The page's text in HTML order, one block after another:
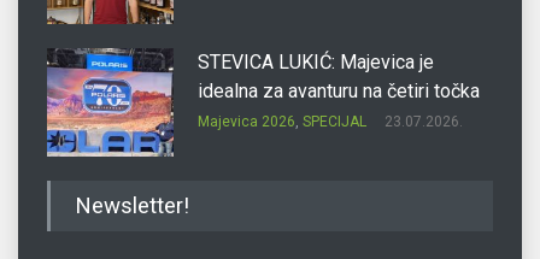
STEVICA LUKIĆ: Majevica je
idealna za avanturu na četiri točka
Majevica 2026, SPECIJAL 23.07.2026.
Newsletter!